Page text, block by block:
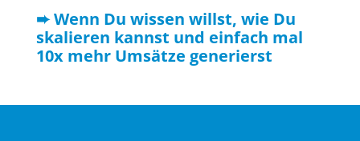
➨ Wenn Du wissen willst, wie Du
skalieren kannst und einfach mal
10x mehr Umsätze generierst